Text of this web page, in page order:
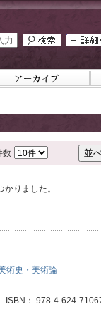
数
りました。
術史・美術論
： 978-4-624-